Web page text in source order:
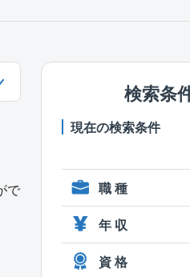
で
検索条
現在の検索条件
職 種
年 収
資 格